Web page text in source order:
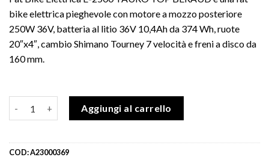
bike elettrica pieghevole con motore a mozzo posteriore
250W 36V, batteria al litio 36V 10,4Ah da 374 Wh, ruote
20″x4″, cambio Shimano Tourney 7 velocità e freni a disco da
160 mm.
Aggiungi al carrello
COD:A23000369